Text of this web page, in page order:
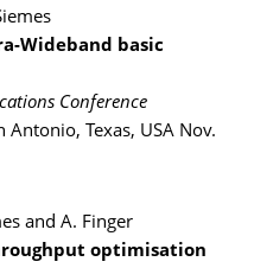
Wideband basic
Conference
Antonio, Texas, USA Nov.
and A. Finger
optimisation